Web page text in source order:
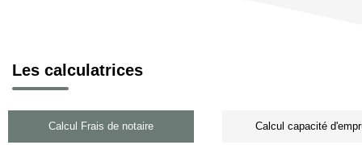
Les calculatrices
Calcul Frais de notaire Calcul capacité